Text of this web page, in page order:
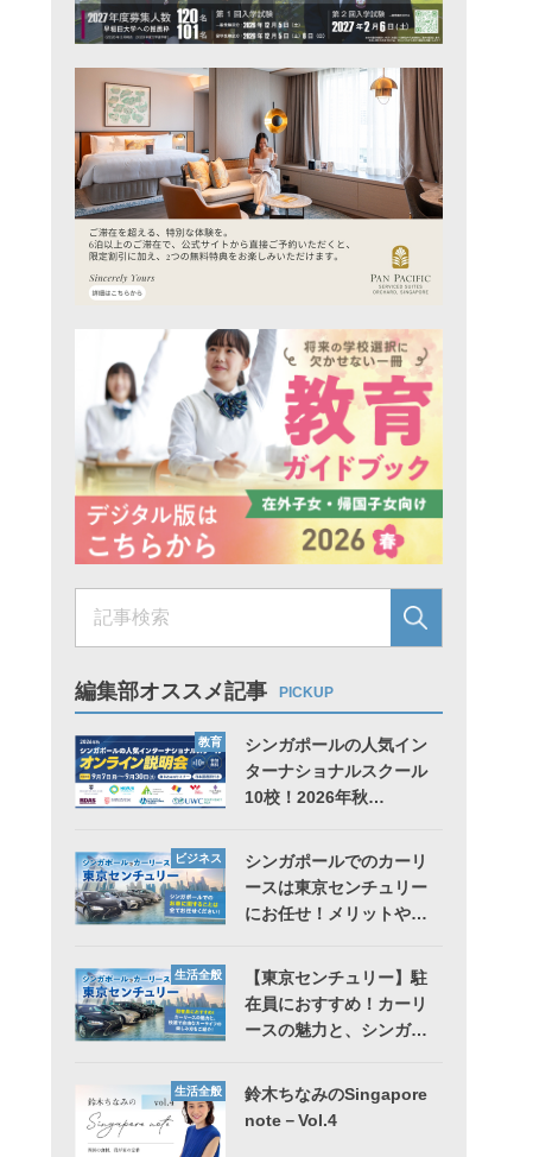
編集部オススメ記事 PICKUP
教育
シンガポールの人気イン
ターナショナルスクール
10校！2026年秋…
ビジネス
シンガポールでのカーリ
ースは東京センチュリー
にお任せ！メリットや…
生活全般
【東京センチュリー】駐
在員におすすめ！カーリ
ースの魅力と、シンガ…
生活全般
鈴木ちなみのSingapore
note－Vol.4